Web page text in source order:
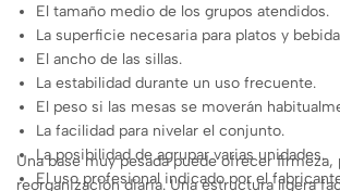
El tamaño medio de los grupos atendidos.
La superficie necesaria para platos y
El ancho de las sillas.
La estabilidad durante un uso frecuente.
El peso si las mesas se moverán
La facilidad para nivelar el conjunto.
La posibilidad de agrupar varias unidades.
El uso profesional indicado por el
Una base muy pesada puede ofrecer
reorganización diaria. Una estructura ligera